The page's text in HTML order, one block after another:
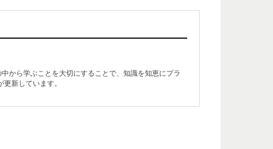
中から学ぶことを大切にすることで、知識を知恵にプラ
新しています。